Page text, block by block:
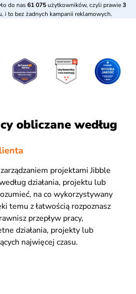
do nas 61 075 użytkowników, czyli prawie 3
i to bez żadnych kampanii reklamowych.
obliczane według
projektami Jibble
działania, projektu lub
na co wykorzystywany
temu z łatwością rozpoznasz
przepływ pracy,
działania, projekty lub
najwięcej czasu.